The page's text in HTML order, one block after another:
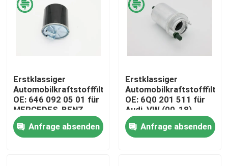
Haus
Erstklassiger
Automobilkraftstofffilter
OE: 646 092 05 01 für
MERCEDES-BENZ,
SMART
Anfrage absenden
Erstklassiger
Automobilkraftstofffilter
OE: 6Q0 201 511 für
Audi, VW (00-18),
SEAT
Anfrage absenden